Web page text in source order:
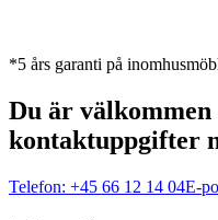
*5 års garanti på
Du är välkommen
kontaktuppgifter
Telefon: +45 66 12 14 04E-